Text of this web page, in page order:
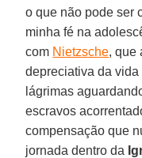
o que não pode ser
minha fé na
com Nietzsche, que
depreciativa da
lágrimas
escravos
compensação que
jornada dentro da